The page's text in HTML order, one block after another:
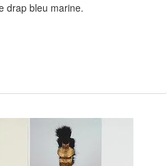
drap bleu marine.